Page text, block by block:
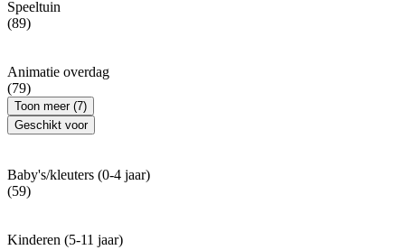
Speeltuin
(89)
Animatie overdag
(79)
Toon meer (7)
Geschikt voor
Baby's/kleuters (0-4 jaar)
(59)
Kinderen (5-11 jaar)